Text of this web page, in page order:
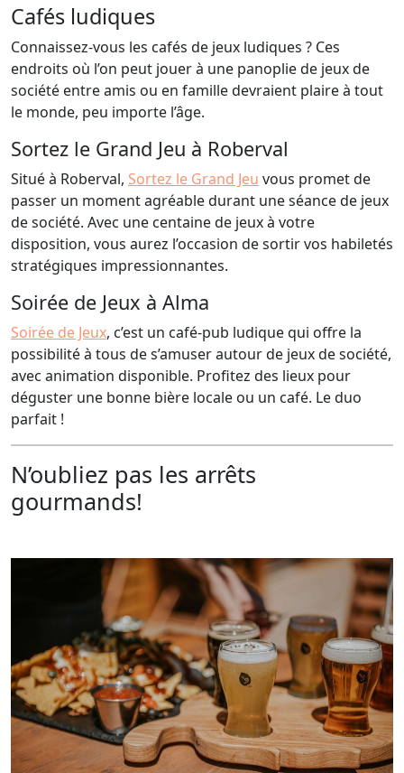
Cafés ludiques
Connaissez-vous les cafés de jeux ludiques ? Ces
endroits où l’on peut jouer à une panoplie de jeux de
société entre amis ou en famille devraient plaire à tout
le monde, peu importe l’âge.
Sortez le Grand Jeu à Roberval
Situé à Roberval, Sortez le Grand Jeu vous promet de
passer un moment agréable durant une séance de jeux
de société. Avec une centaine de jeux à votre
disposition, vous aurez l’occasion de sortir vos habiletés
stratégiques impressionnantes.
Soirée de Jeux à Alma
Soirée de Jeux, c’est un café-pub ludique qui offre la
possibilité à tous de s’amuser autour de jeux de société,
avec animation disponible. Profitez des lieux pour
déguster une bonne bière locale ou un café. Le duo
parfait !
N’oubliez pas les arrêts
gourmands!